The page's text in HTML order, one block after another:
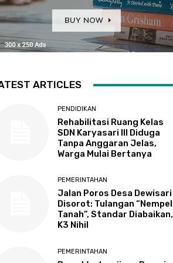
ARTICLES
PENDIDIKAN
Rehabilitasi Ruang Kelas
SDN Karyasari III Diduga
Tanpa Anggaran Jelas,
Warga Mulai Bertanya
PEMERINTAHAN
Jalan Poros Desa Dewisari
Disorot: Tulangan “Nempel
Tanah”, Standar Diabaikan,
K3 Nihil
PEMERINTAHAN